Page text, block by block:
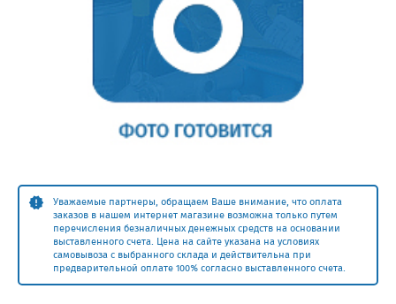
Уважаемые партнеры, обращаем Ваше внимание, что оплата
заказов в нашем интернет магазине возможна только путем
перечисления безналичных денежных средств на основании
выставленного счета. Цена на сайте указана на условиях
самовывоза с выбранного склада и действительна при
предварительной оплате 100% согласно выставленного счета.